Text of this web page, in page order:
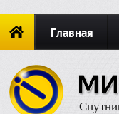
Главная
Новости